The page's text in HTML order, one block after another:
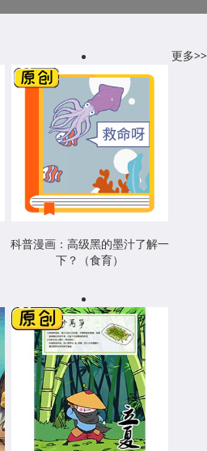
更多>>
科普漫画：高级黑的墨汁了解一
下？（食育）